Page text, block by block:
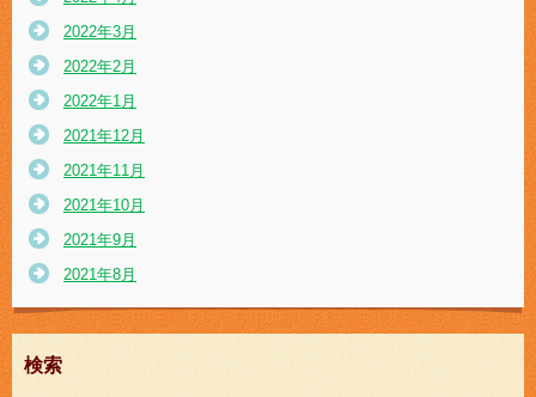
2022年3月
2022年2月
2022年1月
2021年12月
2021年11月
2021年10月
2021年9月
2021年8月
検索